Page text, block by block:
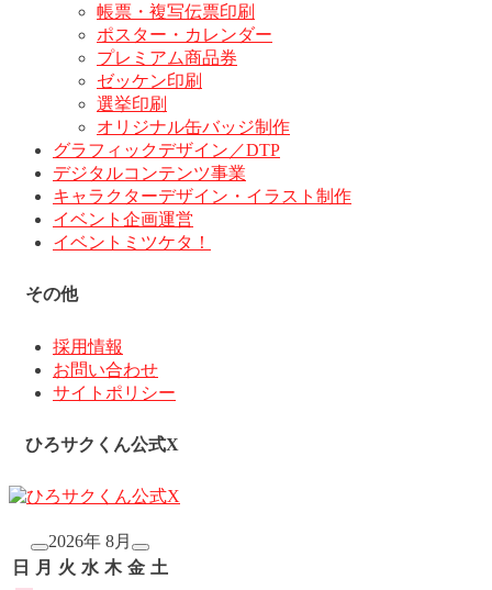
帳票・複写伝票印刷
ポスター・カレンダー
プレミアム商品券
ゼッケン印刷
選挙印刷
オリジナル缶バッジ制作
グラフィックデザイン／DTP
デジタルコンテンツ事業
キャラクターデザイン・イラスト制作
イベント企画運営
イベントミツケタ！
その他
採用情報
お問い合わせ
サイトポリシー
ひろサクくん公式X
2026年 8月
日
月 火 水 木 金 土